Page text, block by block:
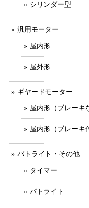
シリンダー型
汎用モーター
屋内形
屋外形
ギヤードモーター
屋内形（ブレーキ
屋内形（ブレーキ
パトライト・その他
タイマー
パトライト